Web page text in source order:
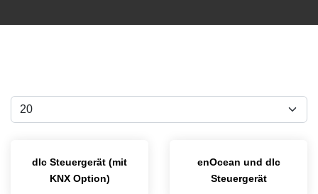
Display #
dlc Steuergerät (mit
KNX Option)
enOcean und dlc
Steuergerät